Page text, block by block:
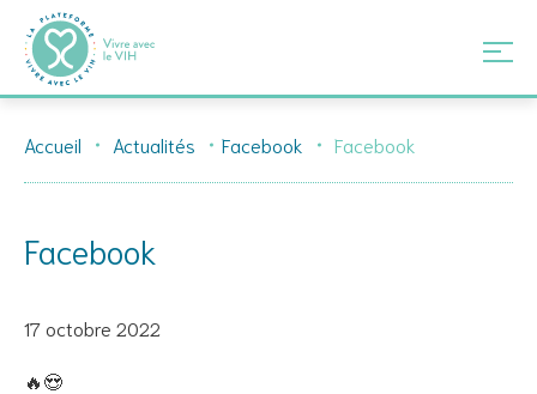
Accueil Actualités Facebook Facebook
Facebook
17 octobre 2022
🔥😍